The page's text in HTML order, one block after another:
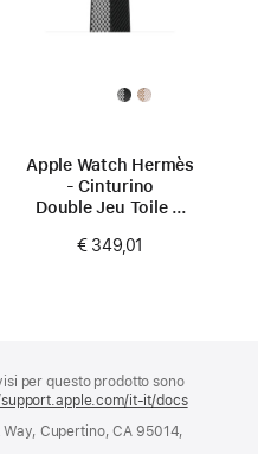
Apple Watch Hermès
- Cinturino
Double Jeu Toile H
(42 mm)
€ 349,01
per questo prodotto sono
it-it/docs(si
Cupertino, CA 95014,